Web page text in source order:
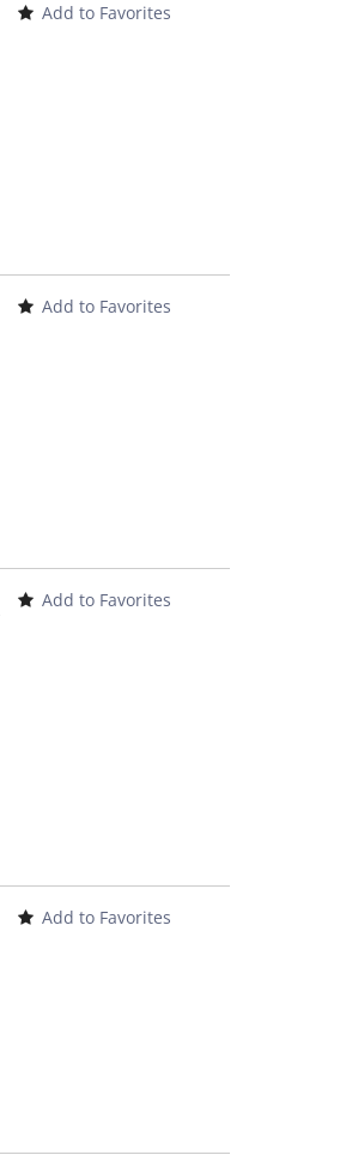
Add to Favorites
Add to Favorites
Add to Favorites
Add to Favorites